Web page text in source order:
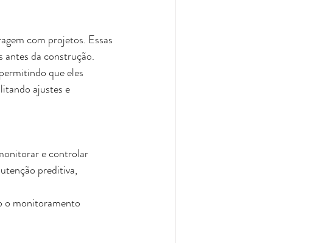
com projetos. Essas
da construção.
que eles
ajustes e
e controlar
preditiva,
o monitoramento